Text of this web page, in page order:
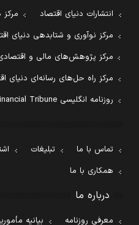
انتشارات دنیای اقتصاد
مرکز نوآوری و شتابدهی دنیای
مرکز پژوهش‌های مالی و
مرکز راه حل‌های رسانه‌ای دنیای
روزنامه انگلیسی Financial Tribune
تماس با ما تبلیغات
همکاری با ما
درباره ما
معرفی روزنامه بیانیه